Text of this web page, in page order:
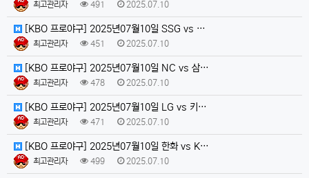
최고관리자 491 2025.07.10
[KBO 프로야구] 2025년07월10일 SSG vs …
최고관리자 451 2025.07.10
[KBO 프로야구] 2025년07월10일 NC vs 삼…
최고관리자 478 2025.07.10
[KBO 프로야구] 2025년07월10일 LG vs 키…
최고관리자 471 2025.07.10
[KBO 프로야구] 2025년07월10일 한화 vs K…
최고관리자 499 2025.07.10